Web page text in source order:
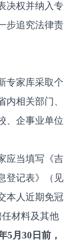
决权并纳入专
步追究法律责
专家库采取个
内相关部门、
、企事业单位
应当填写《吉
登记表》（见
本人近期免冠
材料及其他
5月30日前，